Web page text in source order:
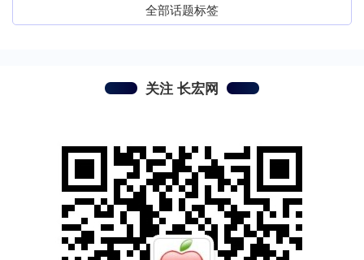
全部话题标签
关注 长宏网